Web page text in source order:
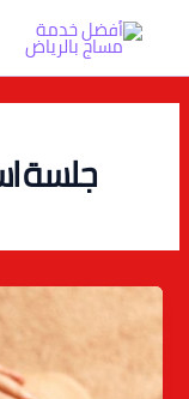
المحتوى
جلسة